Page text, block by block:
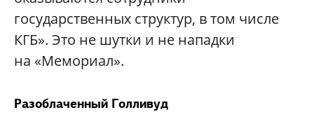
государственных структур, в том числе
КГБ». Это не шутки и не нападки
на «Мемориал».
Разоблаченный Голливуд